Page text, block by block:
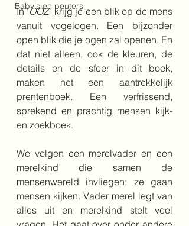
Baby's en peuters
In 'OOZ' krijg je een blik op de mens
vanuit vogelogen. Een bijzonder
open blik die je ogen zal openen. En
dat niet alleen, ook de kleuren, de
details en de sfeer in dit boek,
maken het een aantrekkelijk
prentenboek. Een verfrissend,
sprekend en prachtig mensen kijk-
en zoekboek.
We volgen een merelvader en een
merelkind die samen de
mensenwereld invliegen; ze gaan
mensen kijken. Vader merel legt van
alles uit en merelkind stelt veel